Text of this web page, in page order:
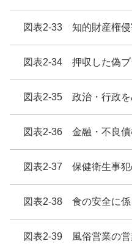
図表2-33 知的財産権侵
図表2-34 押収した偽ブ
図表2-35 政治・行政を
図表2-36 金融・不良債
図表2-37 保健衛生事犯
図表2-38 食の安全に係
図表2-39 風俗営業の営